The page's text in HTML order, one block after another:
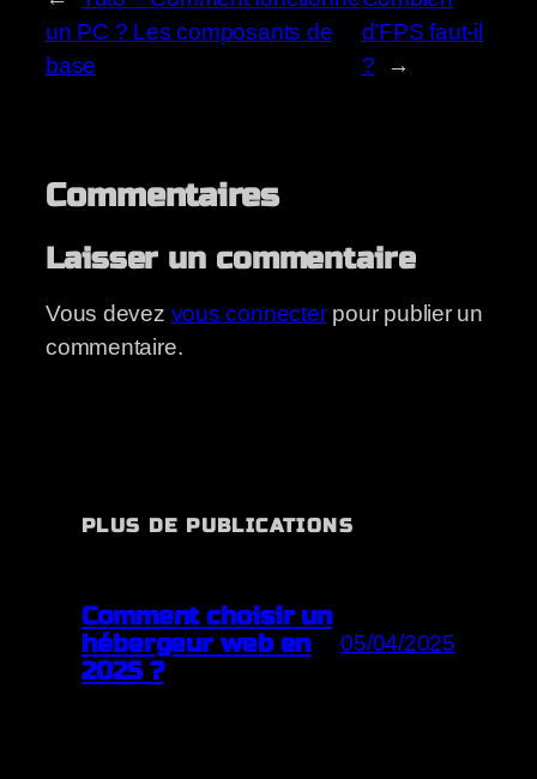
un PC ? Les composants de
base
d’FPS faut-il
?
→
Commentaires
Laisser un commentaire
Vous devez vous connecterpour publier un
commentaire.
PLUS DE PUBLICATIONS
Comment choisir un
hébergeur web en
2025 ?
05/04/2025